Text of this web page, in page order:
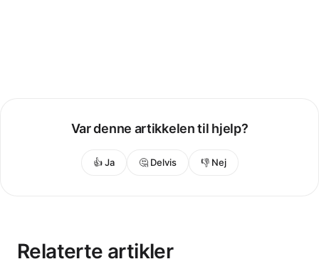
Var denne artikkelen til hjelp?
👍 Ja 🤔 Delvis 👎 Nej
Relaterte artikler